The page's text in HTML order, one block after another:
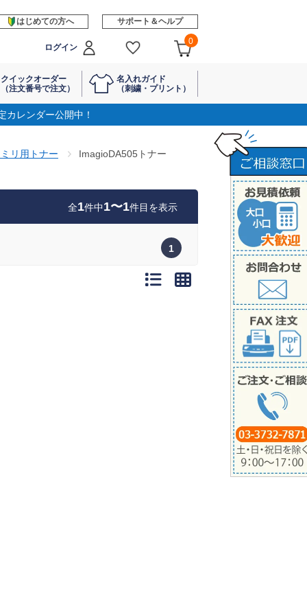
はじめての方へ サポート＆ヘルプ
ログイン
0
クイックオーダー
（注文番号で注文）
名入れガイド
（刺繍・プリント）
カレンダー公開中！
リ用トナー ImagioDA505トナー
全1件中1〜1件目を表示
1